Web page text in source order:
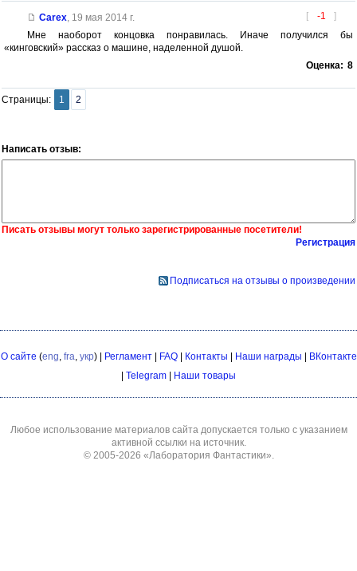
[ -1 ]
Carex, 19 мая 2014 г.
Мне наоборот концовка понравилась. Иначе получился бы
«кинговский» рассказ о машине, наделенной душой.
Оценка: 8
Страницы: 1 2
Написать отзыв:
Писать отзывы могут только зарегистрированные посетители!
Регистрация
Подписаться на отзывы о произведении
О сайте (eng, fra, укр) | Регламент| FAQ| Контакты Наши награды
ВКонтакте
Telegram Наши товары
Любое использование материалов сайта допускается только с указанием
активной ссылки на источник.
© 2005-2026 «Лаборатория Фантастики».